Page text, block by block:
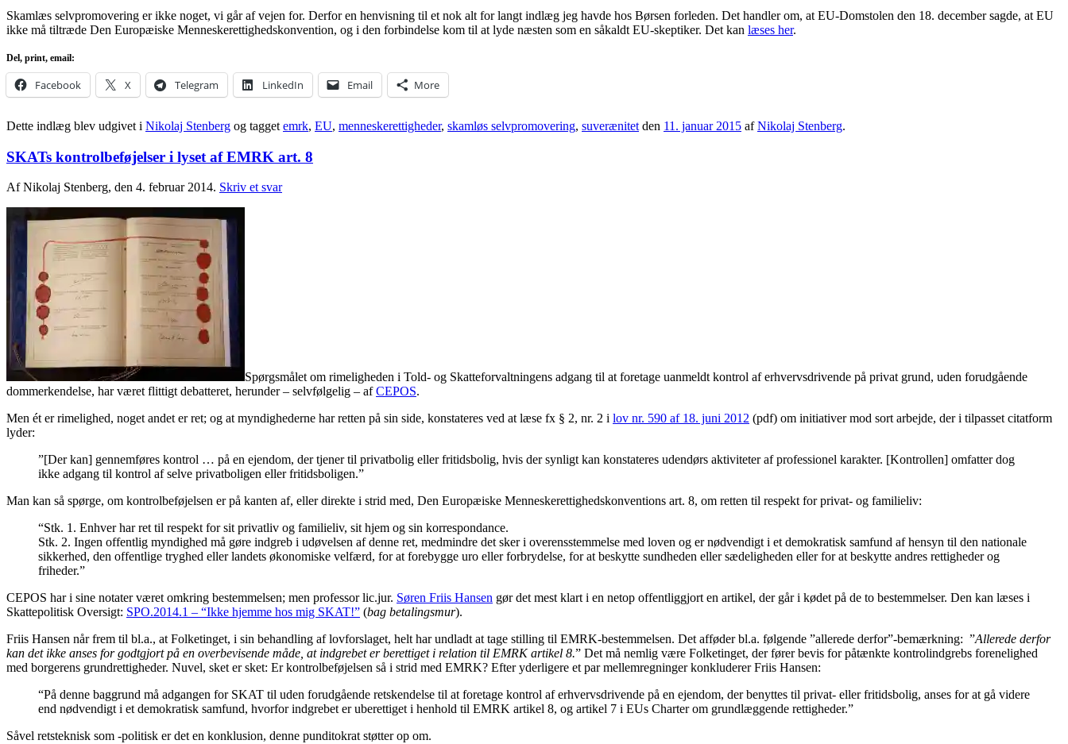
Skamlæs selvpromovering er ikke noget, vi går af vejen for. Derfor en henvisning til et nok alt for langt indlæg jeg havde hos Børsen forleden. Det handler om, at EU-Domstolen den 18. december sagde, at EU
ikke må tiltræde Den Europæiske Menneskerettighedskonvention, og i den forbindelse kom til at lyde næsten som en såkaldt EU-skeptiker. Det kan læses her.
Del, print, email:
Facebook X Telegram LinkedIn Email More
Dette indlæg blev udgivet i Nikolaj Stenberg og tagget emrk, EU, menneskerettigheder, skamløs selvpromovering, suverænitet den 11. januar 2015 afNikolaj Stenberg.
SKATs kontrolbeføjelser i lyset af EMRK art. 8
Af Nikolaj Stenberg, den 4. februar 2014. Skriv et svar
Spørgsmålet om rimeligheden i Told- og Skatteforvaltningens adgang til at foretage uanmeldt kontrol af erhvervsdrivende på privat grund, uden forudgående
dommerkendelse, har været flittigt debatteret, herunder – selvfølgelig – afCEPOS.
Men ét er rimelighed, noget andet er ret; og at myndighederne har retten på sin side, konstateres ved at læse fx § 2, nr. 2 i lov nr. 590 af 18. juni 2012 (pdf) om initiativer mod sort arbejde, der i tilpasset citatform
lyder:
”[Der kan] gennemføres kontrol … på en ejendom, der tjener til privatbolig eller fritidsbolig, hvis der synligt kan konstateres udendørs aktiviteter af professionel karakter. [Kontrollen] omfatter dog
ikke adgang til kontrol af selve privatboligen eller fritidsboligen.”
Man kan så spørge, om kontrolbeføjelsen er på kanten af, eller direkte i strid med, Den Europæiske Menneskerettighedskonventions art. 8, om retten til respekt for privat- og familieliv:
“Stk. 1. Enhver har ret til respekt for sit privatliv og familieliv, sit hjem og sin korrespondance.
Stk. 2. Ingen offentlig myndighed må gøre indgreb i udøvelsen af denne ret, medmindre det sker i overensstemmelse med loven og er nødvendigt i et demokratisk samfund af hensyn til den nationale
sikkerhed, den offentlige tryghed eller landets økonomiske velfærd, for at forebygge uro eller forbrydelse, for at beskytte sundheden eller sædeligheden eller for at beskytte andres rettigheder og
friheder.”
CEPOS har i sine notater været omkring bestemmelsen; men professor lic.jur. Søren Friis Hansen gør det mest klart i en netop offentliggjort en artikel, der går i kødet på de to bestemmelser. Den kan læses i
Skattepolitisk Oversigt: SPO.2014.1 – “Ikke hjemme hos mig SKAT!” (bag betalingsmur).
Friis Hansen når frem til bl.a., at Folketinget, i sin behandling af lovforslaget, helt har undladt at tage stilling til EMRK-bestemmelsen. Det afføder bl.a. følgende ”allerede derfor”-bemærkning: ”Allerede derfor
kan det ikke anses for godtgjort på en overbevisende måde, at indgrebet er berettiget i relation til EMRK artikel 8.” Det må nemlig være Folketinget, der fører bevis for påtænkte kontrolindgrebs forenelighed
med borgerens grundrettigheder. Nuvel, sket er sket: Er kontrolbeføjelsen så i strid med EMRK? Efter yderligere et par mellemregninger konkluderer Friis Hansen:
“På denne baggrund må adgangen for SKAT til uden forudgående retskendelse til at foretage kontrol af erhvervsdrivende på en ejendom, der benyttes til privat- eller fritidsbolig, anses for at gå videre
end nødvendigt i et demokratisk samfund, hvorfor indgrebet er uberettiget i henhold til EMRK artikel 8, og artikel 7 i EUs Charter om grundlæggende rettigheder.”
Såvel retsteknisk som -politisk er det en konklusion, denne punditokrat støtter op om.